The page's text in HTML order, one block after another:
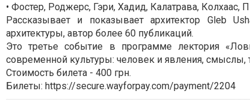
• Фостер, Роджерс, Гэри, Хадид, Калатрава, Колхаас,
Рассказывает и показывает архитектор Gleb
архитектуры, автор более 60 публикаций.
Это третье событие в программе лектория
современной культуры: человек и явления, смыслы,
Стоимость билета - 400 грн.
Билеты: https://secure.wayforpay.com/payment/2204